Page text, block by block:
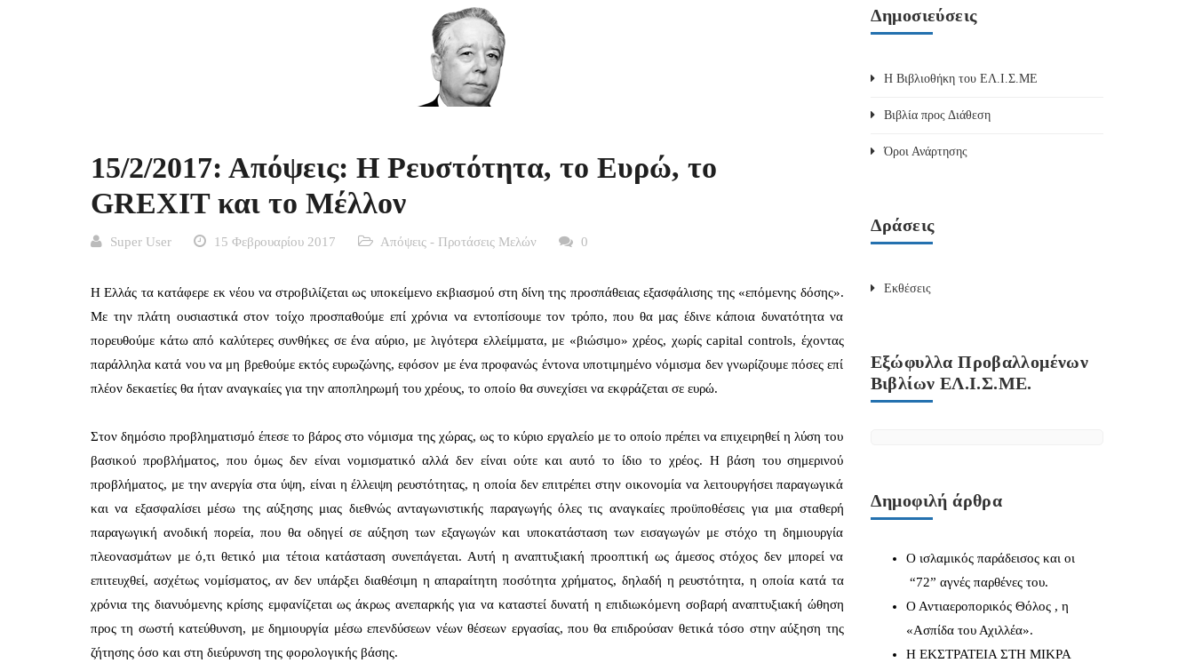
15/2/2017: Απόψεις: Η Ρευστότητα, το Ευρώ, το
GREXIT και το Μέλλον
Super User 15 Φεβρουαρίου 2017 Απόψεις - Προτάσεις Μελών 0
Η Ελλάς τα κατάφερε εκ νέου να στροβιλίζεται ως υποκείμενο εκβιασμού στη δίνη της προσπάθειας εξασφάλισης της «επόμενης δόσης».
Με την πλάτη ουσιαστικά στον τοίχο προσπαθούμε επί χρόνια να εντοπίσουμε τον τρόπο, που θα μας έδινε κάποια δυνατότητα να
πορευθούμε κάτω από καλύτερες συνθήκες σε ένα αύριο, με λιγότερα ελλείμματα, με «βιώσιμο» χρέος, χωρίς capital controls, έχοντας
παράλληλα κατά νου να μη βρεθούμε εκτός ευρωζώνης, εφόσον με ένα προφανώς έντονα υποτιμημένο νόμισμα δεν γνωρίζουμε πόσες επί
πλέον δεκαετίες θα ήταν αναγκαίες για την αποπληρωμή του χρέους, το οποίο θα συνεχίσει να εκφράζεται σε ευρώ.
Στον δημόσιο προβληματισμό έπεσε το βάρος στο νόμισμα της χώρας, ως το κύριο εργαλείο με το οποίο πρέπει να επιχειρηθεί η λύση του
βασικού προβλήματος, που όμως δεν είναι νομισματικό αλλά δεν είναι ούτε και αυτό το ίδιο το χρέος. Η βάση του σημερινού
προβλήματος, με την ανεργία στα ύψη, είναι η έλλειψη ρευστότητας, η οποία δεν επιτρέπει στην οικονομία να λειτουργήσει παραγωγικά
και να εξασφαλίσει μέσω της αύξησης μιας διεθνώς ανταγωνιστικής παραγωγής όλες τις αναγκαίες προϋποθέσεις για μια σταθερή
παραγωγική ανοδική πορεία, που θα οδηγεί σε αύξηση των εξαγωγών και υποκατάσταση των εισαγωγών με στόχο τη δημιουργία
πλεονασμάτων με ό,τι θετικό μια τέτοια κατάσταση συνεπάγεται. Αυτή η αναπτυξιακή προοπτική ως άμεσος στόχος δεν μπορεί να
επιτευχθεί, ασχέτως νομίσματος, αν δεν υπάρξει διαθέσιμη η απαραίτητη ποσότητα χρήματος, δηλαδή η ρευστότητα, η οποία κατά τα
χρόνια της διανυόμενης κρίσης εμφανίζεται ως άκρως ανεπαρκής για να καταστεί δυνατή η επιδιωκόμενη σοβαρή αναπτυξιακή ώθηση
προς τη σωστή κατεύθυνση, με δημιουργία μέσω επενδύσεων νέων θέσεων εργασίας, που θα επιδρούσαν θετικά τόσο στην αύξηση της
ζήτησης όσο και στη διεύρυνση της φορολογικής βάσης.
Δημοσιεύσεις
Η Βιβλιοθήκη του ΕΛ.Ι.Σ.ΜΕ
Βιβλία προς Διάθεση
Όροι Ανάρτησης
Δράσεις
Εκθέσεις
Εξώφυλλα Προβαλλομένων
Βιβλίων ΕΛ.Ι.Σ.ΜΕ.
Δημοφιλή άρθρα
Ο ισλαμικός παράδεισος και οι
“72” αγνές παρθένες του.
Ο Αντιαεροπορικός Θόλος , η
«Ασπίδα του Αχιλλέα».
Η ΕΚΣΤΡΑΤΕΙΑ ΣΤΗ ΜΙΚΡΑ